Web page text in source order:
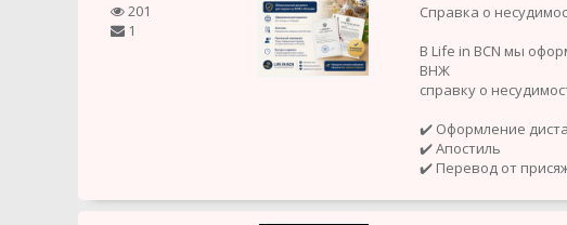
201
1
Справка о
В Life in BCN мы
ВНЖ
справку о
✔️ Оформление
✔️ Апостиль
✔️ Перевод от